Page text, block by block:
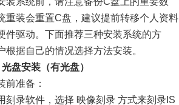
重装会重置C盘，建议提前转移个人资料
件驱动。下面推荐三种安装系统的方
根据自己的情况选择方法安装。
安装（有光盘）
准备：
录软件，选择 映像刻录 方式来刻录IS